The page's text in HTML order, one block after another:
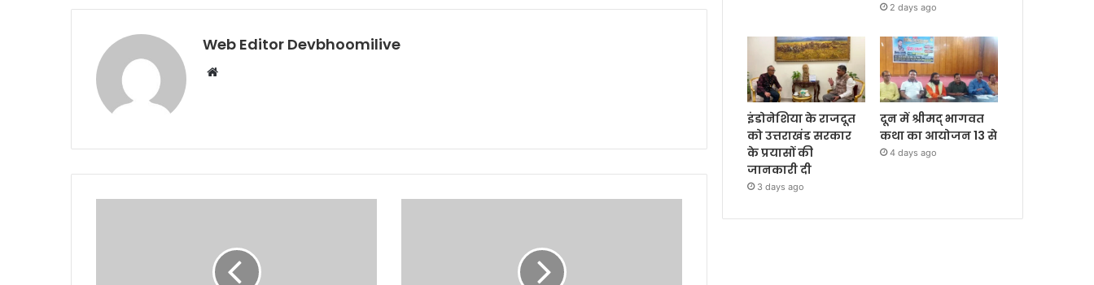
Web Editor Devbhoomilive
Website
2 days ago
इंडोनेशिया के राजदूत
को उत्तराखंड सरकार
के प्रयासों की
जानकारी दी
3 days ago
दून में श्रीमद् भागवत
कथा का आयोजन 13 से
4 days ago